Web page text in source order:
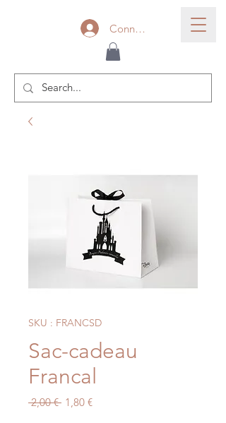
Connexion
SKU : FRANCSD
Sac-cadeau
Francal
2,00 € Prix
1,80 €Prix